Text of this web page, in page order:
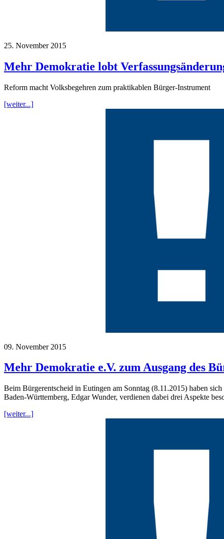
25. November 2015
Mehr Demokratie lobt
Reform macht Volksbegehren zum praktikablen Bürger-Instrument
[weiter...]
09. November 2015
Mehr Demokratie e.V. zum Ausgang des
Beim Bürgerentscheid in Eutingen am Sonntag (8.11.2015) haben
Baden-Württemberg, Edgar Wunder, verdienen dabei drei Aspekte
[weiter...]